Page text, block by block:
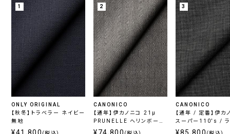
1
ONLY ORIGINAL
【秋冬】トラベラー ネイビー
無地
¥41,800
2
CANONICO
【通年】伊カノニコ 21μ
PRUNELLE ヘリンボーン
グレー
¥74,800
3
CANONICO
【通年 / 定番】伊カ
スーパー110's / ラ
レー
¥85,800